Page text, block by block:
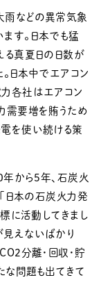
雨などの異常気象
す。日本でも猛
真夏日の日数が
日本中でエアコン
各社はエアコン
需要増を賄うため
を使い続ける策
から５年、石炭火
日本の石炭火力発
に活動してきまし
えないばかり
分離・回収・貯
な問題も出てきて